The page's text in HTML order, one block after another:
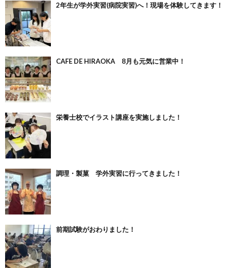
2年生が学外実習(病院実習)へ！現場を体験してきます！
CAFE DE HIRAOKA 8月も元気に営業中！
栄養士校でイラスト講座を実施しました！
調理・製菓 学外実習に行ってきました！
前期試験がおわりました！